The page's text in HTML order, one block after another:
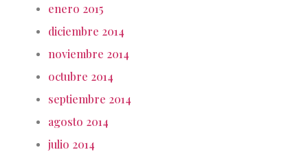
enero 2015
diciembre 2014
noviembre 2014
octubre 2014
septiembre 2014
agosto 2014
julio 2014